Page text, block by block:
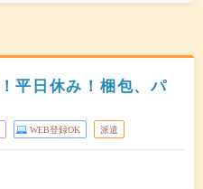
平日休み！梱包、パ
WEB登録OK 派遣